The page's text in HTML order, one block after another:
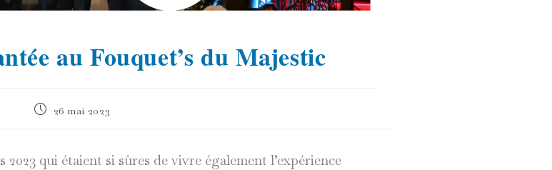
au Fouquet’s du Majestic
Publication
26 mai 2023
qui étaient si sûres de vivre également l’expérience